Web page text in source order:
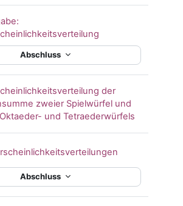
Abschluss
der
zweier Spielwürfel und
und Tetraederwürfels
Abschluss